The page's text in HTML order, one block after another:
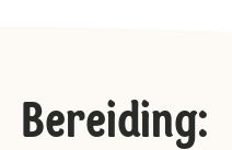
Bereiding: